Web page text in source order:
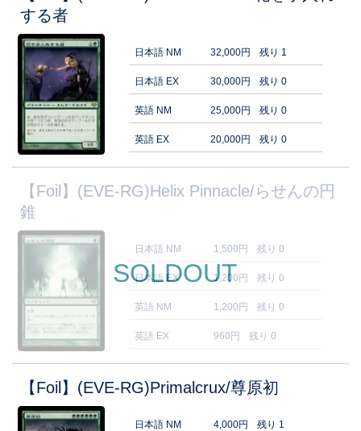
する者
日本語 NM 32,000円 残り 1
日本語 EX 30,000円 残り 0
英語 NM 25,000円 残り 0
英語 EX 20,000円 残り 0
【Foil】(EVE-RG)Helix Pinnacle/らせんの円
錐
日本語 NM 1,500円 残り 0
日本語 EX 1,200円 残り 0
英語 NM 1,200円 残り 0
英語 EX 960円 残り 0
SOLDOUT
【Foil】(EVE-RG)Primalcrux/尊原初
日本語 NM 4,000円 残り 1